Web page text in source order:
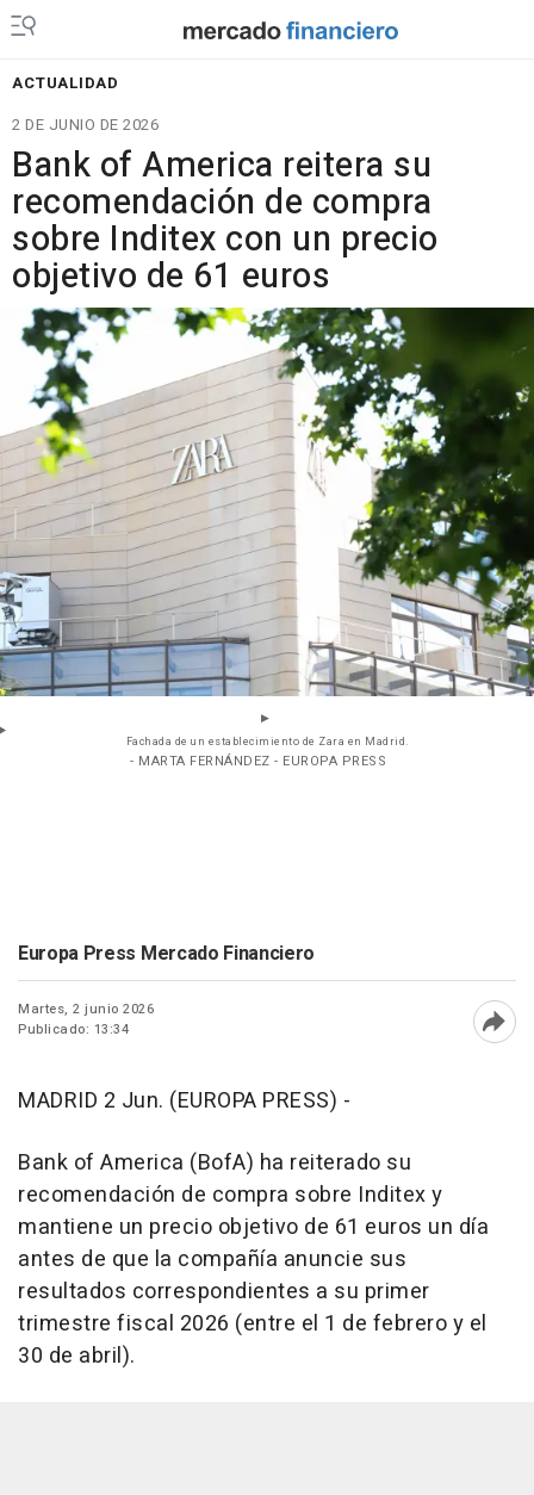
ACTUALIDAD
2 DE JUNIO DE 2026
Bank of America reitera su
recomendación de compra
sobre Inditex con un precio
objetivo de 61 euros
Fachada de un establecimiento de Zara en Madrid.
- MARTA FERNÁNDEZ - EUROPA PRESS
Europa Press Mercado Financiero
Martes, 2 junio 2026
Publicado: 13:34
MADRID 2 Jun. (EUROPA PRESS) -
Bank of America (BofA) ha reiterado su
recomendación de compra sobre Inditex y
mantiene un precio objetivo de 61 euros un día
antes de que la compañía anuncie sus
resultados correspondientes a su primer
trimestre fiscal 2026 (entre el 1 de febrero y el
30 de abril).